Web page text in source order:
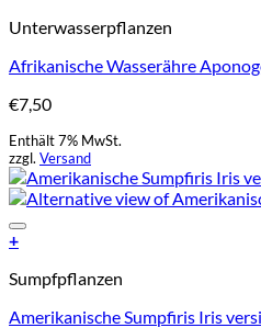
Unterwasserpflanzen
Afrikanische Wasserähre
€7,50
Enthält 7% MwSt.
zzgl. Versand
+
Sumpfpflanzen
Amerikanische Sumpfiris Iris